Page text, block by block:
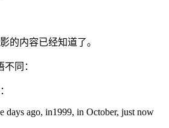
的内容已经知道了。
同：
days ago, in1999, in October, just now